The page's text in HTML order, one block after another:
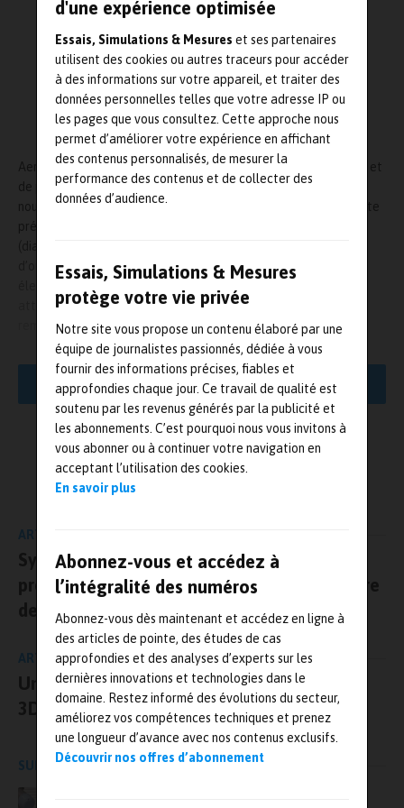
d'une expérience optimisée
Essais, Simulations & Mesures et ses partenaires
utilisent des cookies ou autres traceurs pour accéder
à des informations sur votre appareil, et traiter des
données personnelles telles que votre adresse IP ou
les pages que vous consultez. Cette approche nous
permet d’améliorer votre expérience en affichant
des contenus personnalisés, de mesurer la
performance des contenus et de collecter des
données d’audience.
Essais, Simulations & Mesures
protège votre vie privée
Notre site vous propose un contenu élaboré par une
équipe de journalistes passionnés, dédiée à vous
fournir des informations précises, fiables et
approfondies chaque jour. Ce travail de qualité est
soutenu par les revenus générés par la publicité et
les abonnements. C’est pourquoi nous vous invitons à
vous abonner ou à continuer votre navigation en
acceptant l’utilisation des cookies.
En savoir plus
Abonnez-vous et accédez à
l’intégralité des numéros
Abonnez-vous dès maintenant et accédez en ligne à
des articles de pointe, des études de cas
approfondies et des analyses d’experts sur les
dernières innovations et technologies dans le
domaine. Restez informé des évolutions du secteur,
améliorez vos compétences techniques et prenez
une longueur d’avance avec nos contenus exclusifs.
Découvrir nos offres d’abonnement
Aerotech, le fabricant de systèmes de contrôle de mouvement et
de positionnement performants, a présenté début octobre sa
nouvelle série ALAR-XP. Il s’agit de deux tables rotatives à haute
précision avec entraîne
d’ouverture 325mm), les deux produits sont dotés d’un couple
élevé ainsi qu’une
atteindre des précisions de vitesse et de positionnement
remarquables. Ils offrent par conséquent des avantages
indéniables en matièred’efficacité par rapport aux entraînements
à vis sans fin ou aux entraînements directs avec moteurs
magnétiques à fente.
Ainsi, les tables ALAR sont idéales tant pour les applications
horizontales queverticales, par exemple dans l’aéronautique ou
la technologie spatiale. Pour résumer, elles sont parfaites dans
tous les domaines nécessitant des mouvements
entraînement direct de la série ALAR permettent de réaliser un
positionnement angulaire et un suivi de trajectoire
exceptionnels», affirme Norbert Ludwig, gérant d’Aerotech
GmbH à Fürth. Grâce à son couple très élevé, l’ALAR-XP est
destiné aux applications à forte charge utile, avec moment
d’inertie et masse élevés, dans les applications qui requièrent
simultanément des accélérations rapides et un mouvement
particulièrement précis pour des processus de contrôle et de
fabrication à haute précision.
Sans jeu, sans vibration et sans usure
LIRE LA SUITE
L'AUTEUR
Mesures-et-tests.com
ARTICLE PRÉCÉDENT
SystemX, SNCF, Alstom et Systra lancent le
projet DOS (Détection d’obstacles et lecture
de la signalisation latérale)
ARTICLE SUIVANT
Une nouvelle solution de vision industrielle
3D pour maîtriser le contrôle qualité
SUR LE MÊME SUJET